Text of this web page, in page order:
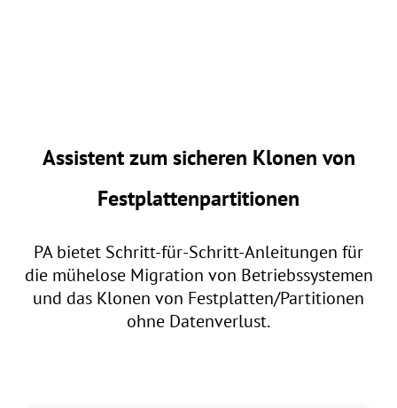
Assistent zum sicheren Klonen von
Festplattenpartitionen
PA bietet Schritt-für-Schritt-Anleitungen für
die mühelose Migration von Betriebssystemen
und das Klonen von Festplatten/Partitionen
ohne Datenverlust.